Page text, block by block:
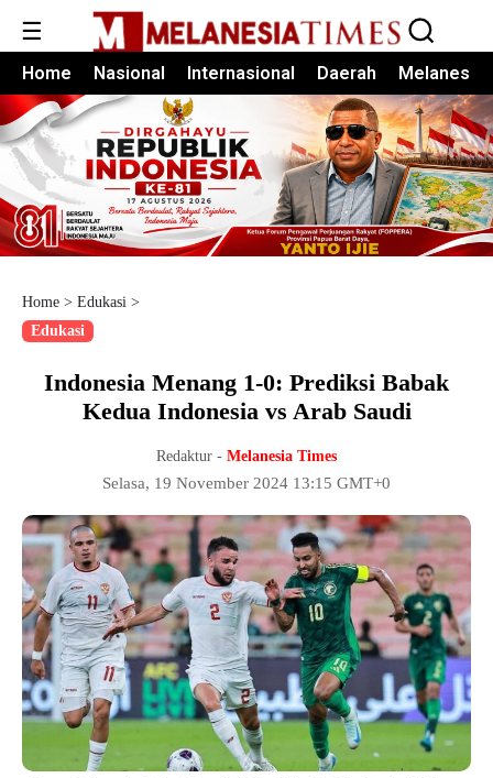
☰
Home Nasional Internasional Daerah Melanesia
Home > Edukasi >
Edukasi
Indonesia Menang 1-0: Prediksi Babak
Kedua Indonesia vs Arab Saudi
Redaktur - Melanesia Times
Selasa, 19 November 2024 13:15 GMT+0